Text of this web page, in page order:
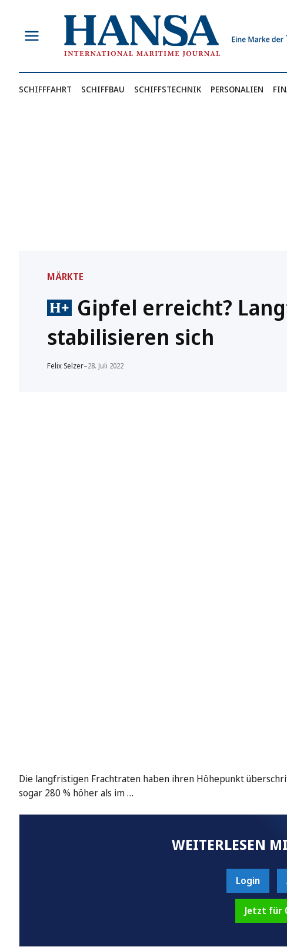
springen
SCHIFFFAHRT SCHIFFBAU SCHIFFSTECHNIK PERSONALIEN
MÄRKTE
Gipfel erreicht?
stabilisieren sich
Felix Selzer–28. Juli 2022
Die langfristigen Frachtraten haben ihren Höhepunkt
sogar 280 % höher als im …
WEITERLESEN
Login
Jetzt für